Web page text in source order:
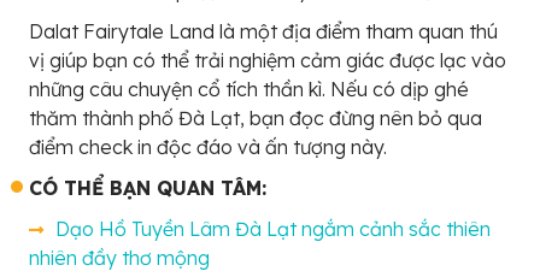
Dalat Fairytale Land là một địa điểm tham quan thú
vị giúp bạn có thể trải nghiệm cảm giác được lạc vào
những câu chuyện cổ tích thần kì. Nếu có dịp ghé
thăm thành phố Đà Lạt, bạn đọc đừng nên bỏ qua
điểm check in độc đáo và ấn tượng này.
CÓ THỂ BẠN QUAN TÂM:
Dạo Hồ Tuyền Lâm Đà Lạt ngắm cảnh sắc thiên
nhiên đầy thơ mộng